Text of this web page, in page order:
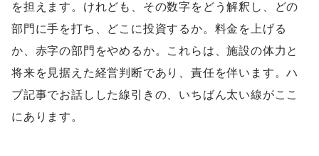
を担えます。けれども、その数字をどう解釈し、どの
部門に手を打ち、どこに投資するか。料金を上げる
か、赤字の部門をやめるか。これらは、施設の体力と
将来を見据えた経営判断であり、責任を伴います。ハ
ブ記事でお話しした線引きの、いちばん太い線がここ
にあります。